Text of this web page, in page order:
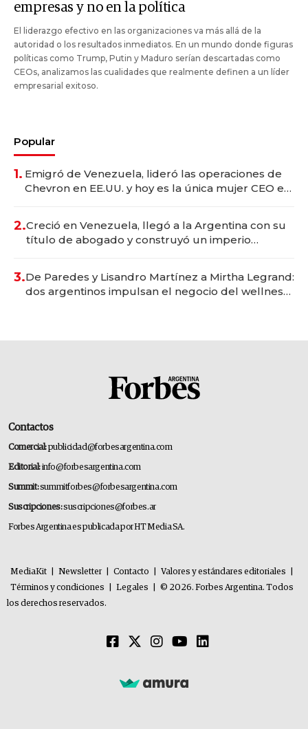
empresas y no en la política
El liderazgo efectivo en las organizaciones va más allá de la
autoridad o los resultados inmediatos. En un mundo donde figuras
políticas como Trump, Putin y Maduro serían descartadas como
CEOs, analizamos las cualidades que realmente definen a un líder
empresarial exitoso.
Popular
1. Emigró de Venezuela, lideró las operaciones de
Chevron en EE.UU. y hoy es la única mujer CEO en
2.Creció en Venezuela, llegó a la Argentina con su
título de abogado y construyó un imperio
3.De Paredes y Lisandro Martínez a Mirtha Legrand:
dos argentinos impulsan el negocio del wellness
Contactos
Comercial:publicidad@forbesargentina.com
Editorial:info@forbesargentina.com
Summit:summitforbes@forbesargentina.com
Suscripciones:suscripciones@forbes.ar
Forbes Argentina es publicada por HT Media SA.
MediaKit Newsletter Contacto Valores y estándares editoriales
Términos y condiciones
Legales
© 2026. Forbes Argentina. Todos
los derechos reservados.